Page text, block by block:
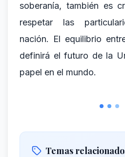
soberanía, también es
respetar las
nación. El equilibrio
definirá el futuro de la
papel en el mundo.
Temas